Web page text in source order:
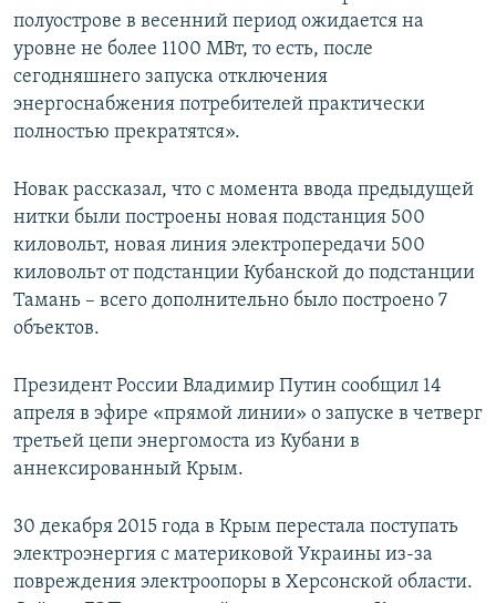
полуострове в весенний период ожидается на
уровне не более 1100 МВт, то есть, после
сегодняшнего запуска отключения
энергоснабжения потребителей практически
полностью прекратятся».
Новак рассказал, что с момента ввода предыдущей
нитки были построены новая подстанция 500
киловольт, новая линия электропередачи 500
киловольт от подстанции Кубанской до подстанции
Тамань – всего дополнительно было построено 7
объектов.
Президент России Владимир Путин сообщил 14
апреля в эфире «прямой линии» о запуске в четверг
третьей цепи энергомоста из Кубани в
аннексированный Крым.
30 декабря 2015 года в Крым перестала поступать
электроэнергия с материковой Украины из-за
повреждения электроопоры в Херсонской области.